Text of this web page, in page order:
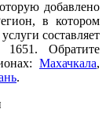
добавлено
в котором
составляет
Обратите
Махачкала,
.